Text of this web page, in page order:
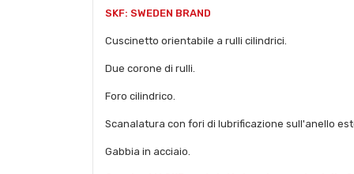
SKF: SWEDEN BRAND
Cuscinetto orientabile a rulli cilindrici.
Due corone di rulli.
Foro cilindrico.
Scanalatura con fori di lubrificazione sull'anello
Gabbia in acciaio.